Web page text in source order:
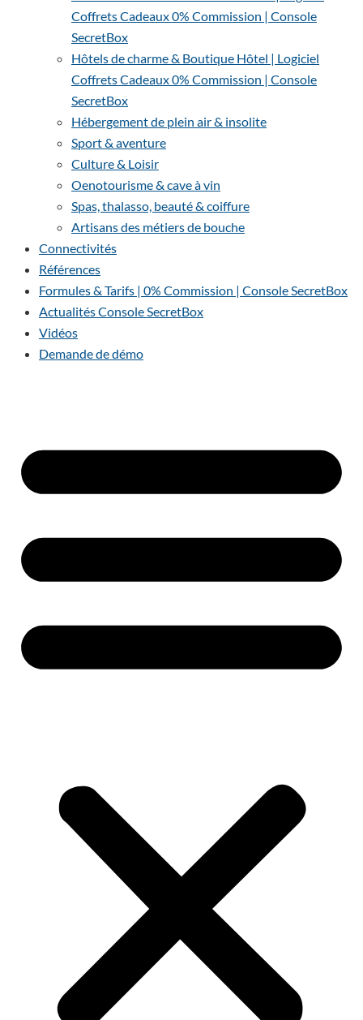
Coffrets Cadeaux 0% Commission | Console
SecretBox
Hôtels de charme & Boutique Hôtel | Logiciel
Coffrets Cadeaux 0% Commission | Console
SecretBox
Hébergement de plein air & insolite
Sport & aventure
Culture & Loisir
Oenotourisme & cave à vin
Spas, thalasso, beauté & coiffure
Artisans des métiers de bouche
Connectivités
Références
Formules & Tarifs | 0% Commission | Console SecretBox
Actualités Console SecretBox
Vidéos
Demande de démo